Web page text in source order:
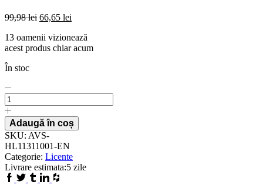
99,98lei 66,65 lei
13 oamenii vizionează
acest produs chiar acum
În stoc
Licenta
Bitdefender
Mobile
Security
-
1-
Year
/
3-
Adaugă în coș
SKU: AVS-
HL11311001-EN
Categorie: Licente
Livrare estimata:5 zile
Facebook
TwitterTumblr
Linkedin
Houzz